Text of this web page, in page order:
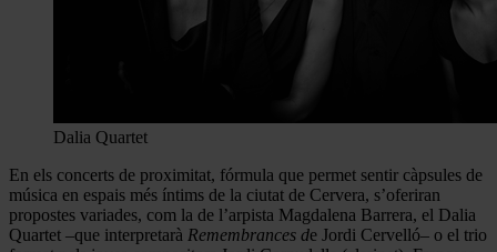
Dalia Quartet
En els concerts de proximitat, fórmula que permet sentir càpsules de
música en espais més íntims de la ciutat de Cervera, s’oferiran
propostes variades, com la de l’arpista Magdalena Barrera, el Dalia
Quartet –que interpretarà Remembrances de Jordi Cervelló– o el trio